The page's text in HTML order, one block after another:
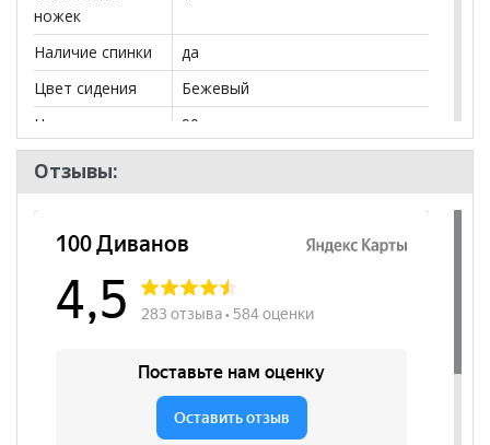
ножек
Наличие спинки
да
Цвет сидения
Бежевый
Нагрузка
90
Наличие
подлокотников
Регулировка по
высоте
да
Цвет основания
Серый
Отзывы: